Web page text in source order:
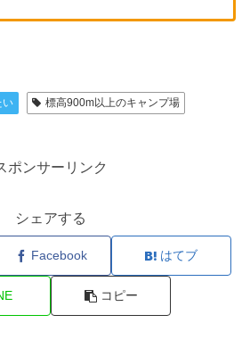
い
標高900m以上のキャンプ場
ポンサーリンク
シェアする
Facebook はてブ
コピー